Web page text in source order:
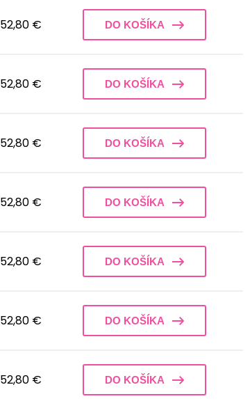
52,80 € DO KOŠÍKA
52,80 € DO KOŠÍKA
52,80 € DO KOŠÍKA
52,80 € DO KOŠÍKA
52,80 € DO KOŠÍKA
52,80 € DO KOŠÍKA
52,80 € DO KOŠÍKA